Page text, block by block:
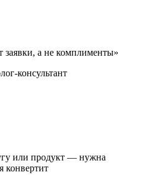
а не комплименты»
консультант
или продукт — нужна
конвертит